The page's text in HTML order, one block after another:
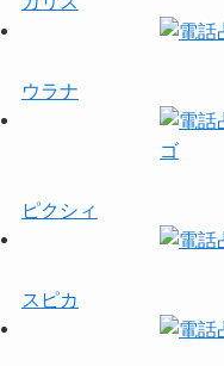
ウラナ
ピクシィ
スピカ